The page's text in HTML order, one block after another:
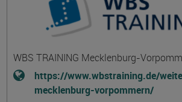
WBS TRAINING Mecklenburg-
https://www.wbstraining.de/
mecklenburg-vorpommern/